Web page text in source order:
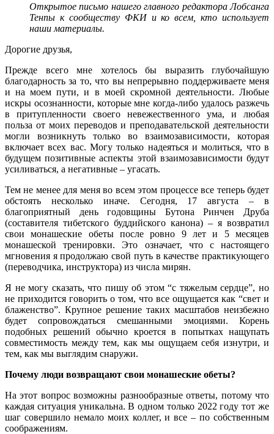
Открытое письмо нашего главного редактора Лобсанга
Тенпы к сообществу ФКИ и ко всем, кто использует
наши материалы.
Дорогие друзья,
Прежде всего мне хотелось бы выразить глубочайшую
благодарность за то, что вы непрерывно поддерживаете меня
и на моем пути, и в моей скромной деятельности. Любые
искры осознанности, которые мне когда-либо удалось разжечь
в притупленности своего невежественного ума, и любая
польза от моих переводов и преподавательской деятельности
могли возникнуть только во взаимозависимости, которая
включает всех вас. Могу только надеяться и молиться, что в
будущем позитивные аспекты этой взаимозависимости будут
усиливаться, а негативные – угасать.
Тем не менее для меня во всем этом процессе все теперь будет
обстоять несколько иначе. Сегодня, 17 августа – в
благоприятный день годовщины Бутона Ринчен Друба
(составителя тибетского буддийского канона) – я возвратил
свои монашеские обеты после ровно 9 лет и 5 месяцев
монашеской тренировки. Это означает, что с настоящего
мгновения я продолжаю свой путь в качестве практикующего
(переводчика, инструктора) из числа мирян.
Я не могу сказать, что пишу об этом “с тяжелым сердце”, но
не приходится говорить о том, что все ощущается как “свет и
блаженство”. Крупное решение таких масштабов неизбежно
будет сопровождаться смешанными эмоциями. Корень
подобных решений обычно кроется в попытках нащупать
совместимость между тем, как мы ощущаем себя изнутри, и
тем, как мы выглядим снаружи.
Почему люди возвращают свои монашеские обеты?
На этот вопрос возможны разнообразные ответы, потому что
каждая ситуация уникальна. В одном только 2022 году тот же
шаг совершило немало моих коллег, и все – по собственным
соображениям.